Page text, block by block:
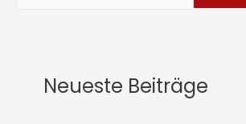
Neueste Beiträge